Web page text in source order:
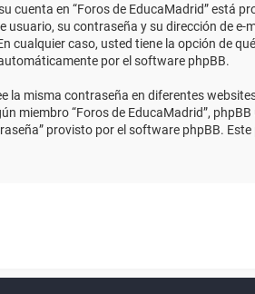
cuenta en “Foros de EducaMadrid” está
su contraseña y su dirección de e-
cualquier caso, usted tiene la opción de
por el software phpBB.
misma contraseña en diferentes
miembro “Foros de EducaMadrid”,
provisto por el software phpBB.